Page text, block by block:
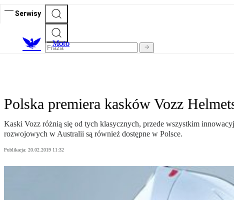
Serwisy
Moto
Polska premiera kasków Vozz
Kaski Vozz różnią się od tych klasycznych, przede wszystkim
rozwojowych w Australii są również dostępne w Polsce.
Publikacja: 20.02.2019 11:32